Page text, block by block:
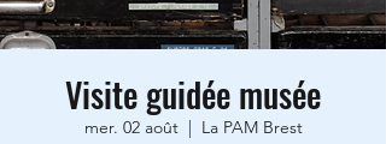
Visite guidée musée
mer. 02 août
  |
La PAM Brest